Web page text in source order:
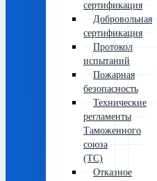
сертификация
Добровольная
сертификация
Протокол
испытаний
Пожарная
безопасность
Технические
регламенты
Таможенного
союза
(ТС)
Отказное